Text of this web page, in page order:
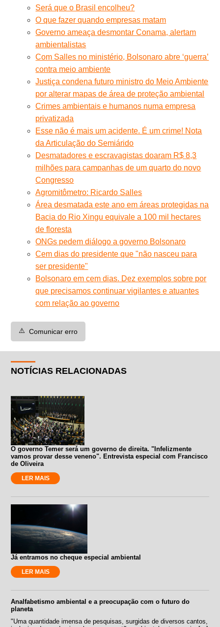
Será que o Brasil encolheu?
O que fazer quando empresas matam
Governo ameaça desmontar Conama, alertam
ambientalistas
Com Salles no ministério, Bolsonaro abre ‘guerra’
contra meio ambiente
Justiça condena futuro ministro do Meio Ambiente
por alterar mapas de área de proteção ambiental
Crimes ambientais e humanos numa empresa
privatizada
Esse não é mais um acidente. É um crime! Nota
da Articulação do Semiárido
Desmatadores e escravagistas doaram R$ 8,3
milhões para campanhas de um quarto do novo
Congresso
Agromitômetro: Ricardo Salles
Área desmatada este ano em áreas protegidas na
Bacia do Rio Xingu equivale a 100 mil hectares
de floresta
ONGs pedem diálogo a governo Bolsonaro
Cem dias do presidente que "não nasceu para
ser presidente"
Bolsonaro em cem dias. Dez exemplos sobre por
que precisamos continuar vigilantes e atuantes
com relação ao governo
⚠️ Comunicar erro
NOTÍCIAS RELACIONADAS
O governo Temer será um governo de direita. "Infelizmente
vamos provar desse veneno". Entrevista especial com Francisco
de Oliveira
LER MAIS
Já entramos no cheque especial ambiental
LER MAIS
Analfabetismo ambiental e a preocupação com o futuro do
planeta
"Uma quantidade imensa de pesquisas, surgidas de diversos cantos,